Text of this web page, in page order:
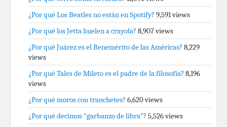
¿Por qué Los Beatles no están en Spotify? 9,591 views
¿Por qué los Jetta huelen a crayola? 8,907 views
¿Por qué Juárez es el Benemérito de las Américas? 8,229
views
¿Por qué Tales de Mileto es el padre de la filosofía? 8,196
views
¿Por qué moros con tranchetes? 6,620 views
¿Por qué decimos “garbanzo de libra”? 5,526 views